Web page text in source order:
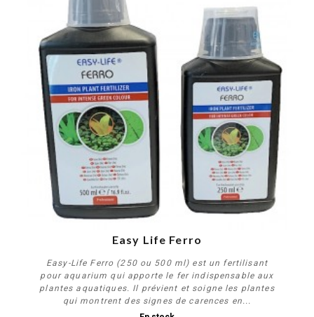
Easy Life Ferro
Easy-Life Ferro (250 ou 500 ml) est un fertilisant
pour aquarium qui apporte le fer indispensable aux
plantes aquatiques. Il prévient et soigne les plantes
qui montrent des signes de carences en...